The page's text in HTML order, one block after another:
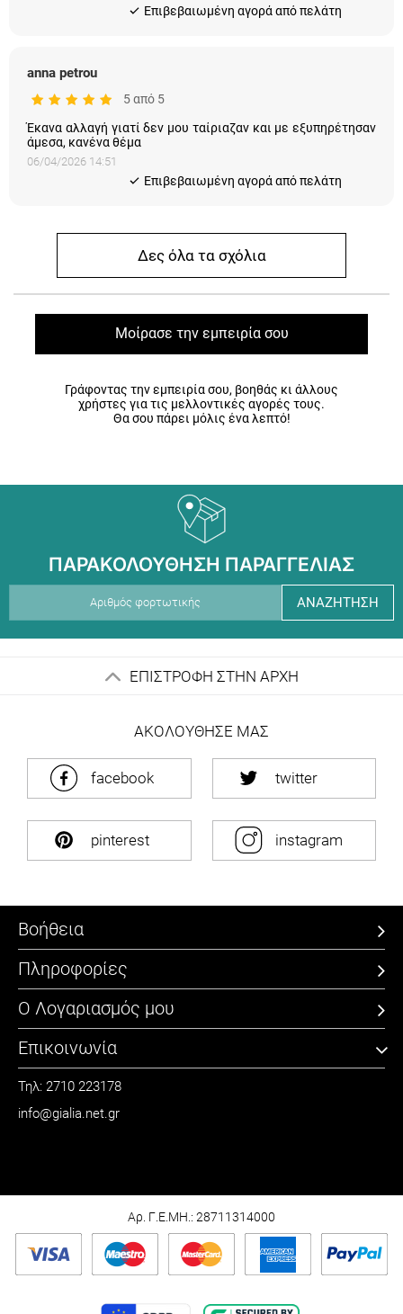
Eπιβεβαιωμένη αγορά από πελάτη
anna petrou
5 από 5
Έκανα αλλαγή γιατί δεν μου ταίριαζαν και με εξυπηρέτησαν
άμεσα, κανένα θέμα
06/04/2026 14:51
Eπιβεβαιωμένη αγορά από πελάτη
Δες όλα τα σχόλια
Μοίρασε την εμπειρία σου
Γράφοντας την εμπειρία σου, βοηθάς κι άλλους
χρήστες για τις μελλοντικές αγορές τους.
Θα σου πάρει μόλις ένα λεπτό!
ΠΑΡΑΚΟΛΟΥΘΗΣΗ ΠΑΡΑΓΓΕΛΙΑΣ
ΑΝΑΖΗΤΗΣΗ
ΕΠΙΣΤΡΟΦΗ ΣΤΗΝ ΑΡΧΗ
ΑΚΟΛΟΥΘΗΣΕ ΜΑΣ
facebook twitter
pinterest instagram
Βοήθεια
Πληροφορίες
Ο Λογαριασμός μου
Επικοινωνία
Τηλ: 2710 223178
info@gialia.net.gr
Αρ. Γ.Ε.ΜΗ.: 28711314000